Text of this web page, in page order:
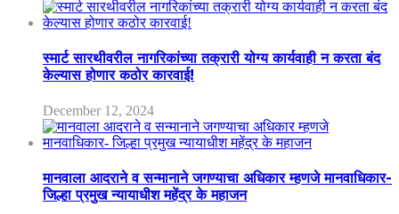
स्मार्ट सारथीवरील नागरिकांच्या तक्रारी योग्य कार्यवाही न करता बंद
केल्यास होणार कठोर कारवाई!
December 12, 2024
मानवाला आदराने व सन्मानाने जगण्याचा अधिकार म्हणजे मानवाधिकार-
जिल्हा प्रमुख न्यायाधीश महेंद्र के महाजन